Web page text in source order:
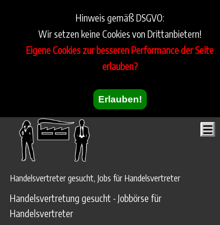
Hinweis gemäß DSGVO:
Wir setzen keine Cookies von Drittanbietern!
Eigene Cookies zur besseren Performance der Seite
erlauben?
Erlauben!
Handelsvertreter gesucht, Jobs für Handelsvertreter
Handelsvertretung gesucht - Jobbörse für
Handelsvertreter